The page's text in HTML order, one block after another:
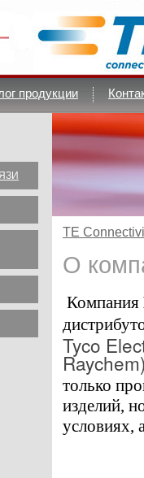
продукции
TE
О
Компания
Tyco
только
изделий,
условиях,